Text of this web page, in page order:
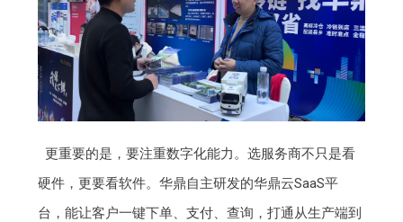
更重要的是，要注重数字化能力。选服务商不只是看
硬件，更要看软件。华鼎自主研发的华鼎云SaaS平
台，能让客户一键下单、支付、查询，打通从生产端到